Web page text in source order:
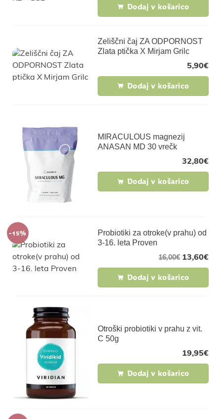
Dodaj v košarico
Zeliščni čaj ZA ODPORNOST
Zlata ptička X Mirjam Grilc
5,90€
Dodaj v košarico
MIRACULOUS magnezij
ANASAN MD 30 vrečk
32,80€
Dodaj v košarico
-15%
Probiotiki za otroke(v prahu) od
3-16. leta Proven
13,60€
16,00€
Dodaj v košarico
Otroški probiotiki v prahu z vit.
C 50g
19,95€
Dodaj v košarico